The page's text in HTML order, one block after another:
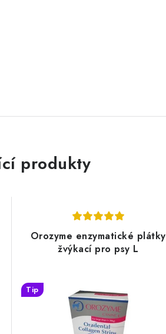
produkty
Orozyme enzymatické plátky
žvýkací pro psy L
Tip